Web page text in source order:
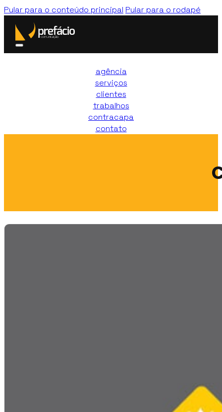
Pular para o conteúdo principal Pular para o rodapé
agência
serviços
clientes
trabalhos
contracapa
contato